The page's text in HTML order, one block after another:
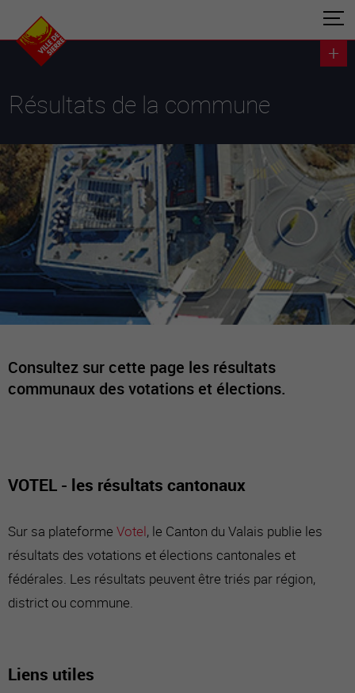
Résultats de la commune
Consultez sur cette page les résultats
communaux des votations et élections.
VOTEL - les résultats cantonaux
Sur sa plateforme Votel, le Canton du Valais publie les
résultats des votations et élections cantonales et
fédérales. Les résultats peuvent être triés par région,
district ou commune.
Liens utiles